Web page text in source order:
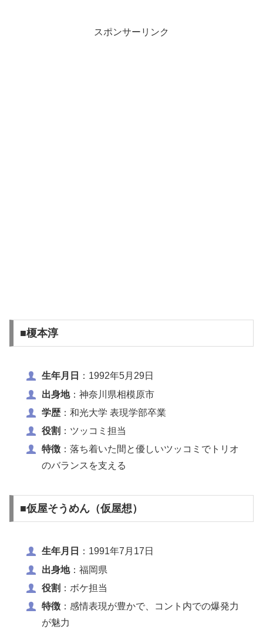
スポンサーリンク
■榎本淳
生年月日
：1992年5月29日
出身地：神奈川県相模原市
学歴：和光大学 表現学部卒業
役割 ：ツッコミ担当
特徴：落ち着いた間と優しいツッコミでトリオ
のバランスを支える
■仮屋そうめん（仮屋想）
生年月日
：1991年7月17日
出身地：福岡県
役割 ：ボケ担当
特徴：感情表現が豊かで、コント内での爆発力
が魅力